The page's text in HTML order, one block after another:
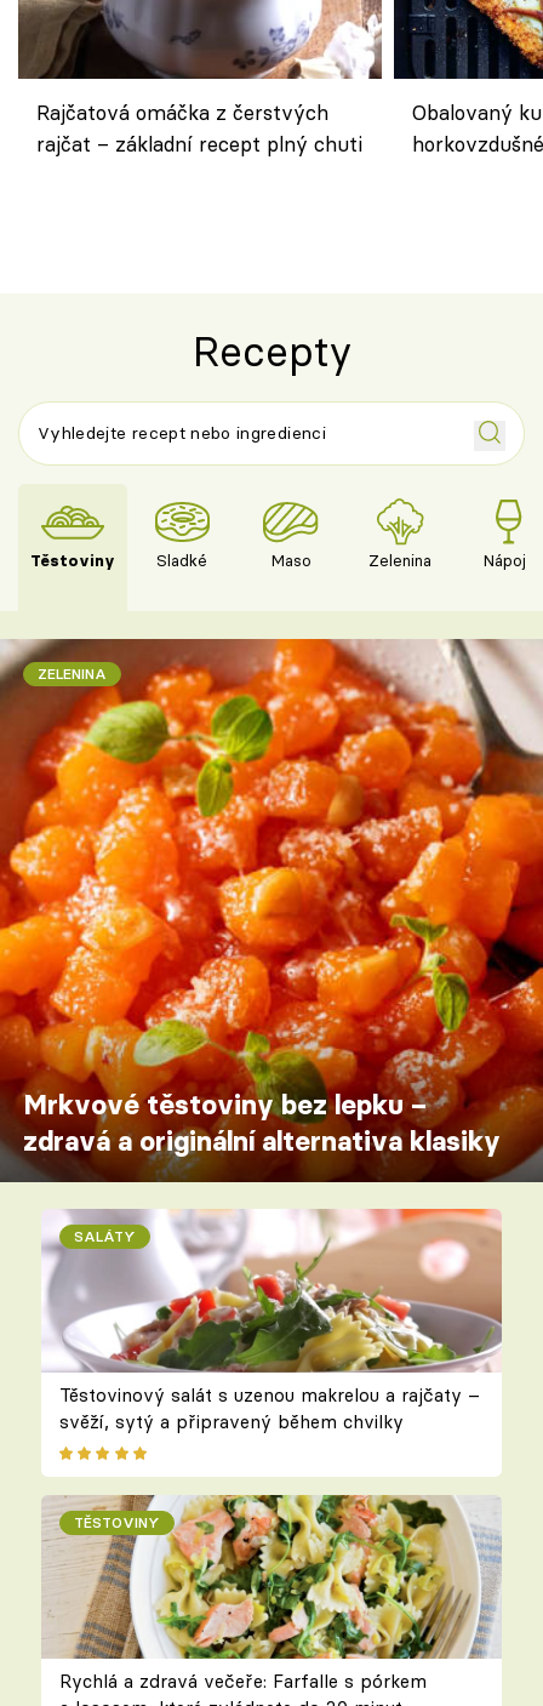
Rajčatová omáčka z čerstvých
rajčat – základní recept plný chuti
Obalovaný
Recepty
Těstoviny Sladké Maso Zelenina Nápoje
ZELENINA
Mrkvové těstoviny bez lepku –
zdravá a originální alternativa klasiky
SALÁTY
Těstovinový salát s uzenou makrelou a rajčaty –
svěží, sytý a připravený během chvilky
TĚSTOVINY
Rychlá a zdravá večeře: Farfalle s pórkem